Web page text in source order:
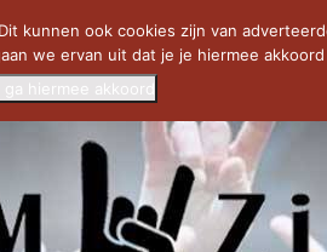
U... SAVATAGE KOMT TERUG IN 0...
kunnen ook cookies zijn van
we ervan uit dat je je hiermee akkoord
ga hiermee akkoord